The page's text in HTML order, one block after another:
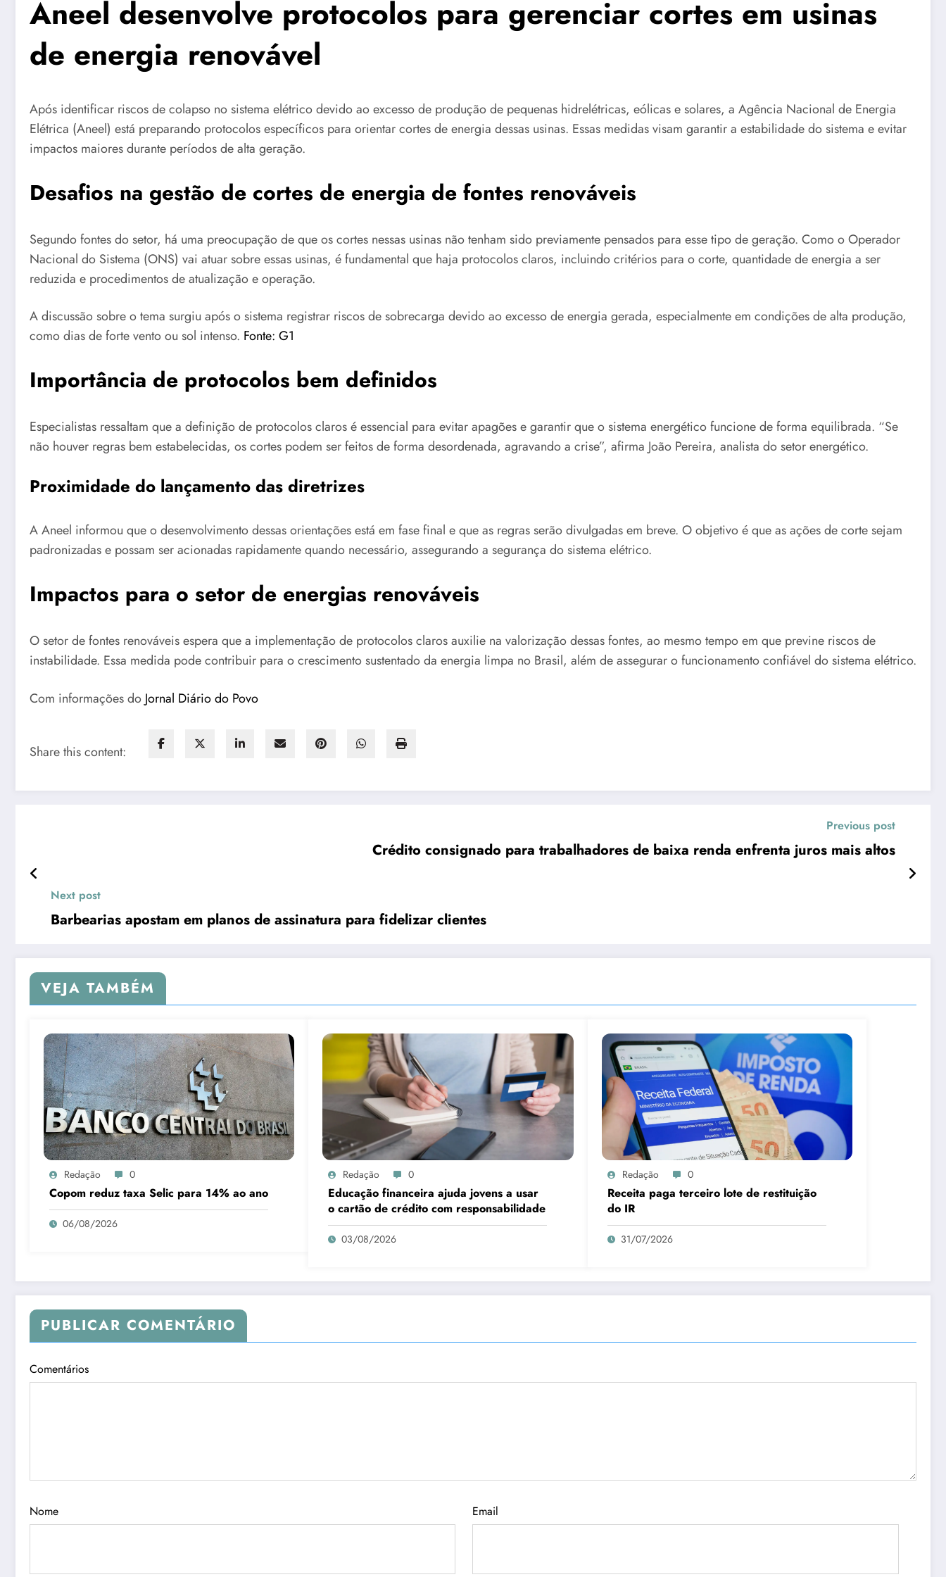
Aneel desenvolve protocolos para gerenciar cortes em usinas
de energia renovável
Após identificar riscos de colapso no sistema elétrico devido ao excesso de produção de pequenas hidrelétricas, eólicas e solares, a Agência Nacional de Energia
Elétrica (Aneel) está preparando protocolos específicos para orientar cortes de energia dessas usinas. Essas medidas visam garantir a estabilidade do sistema e evitar
impactos maiores durante períodos de alta geração.
Desafios na gestão de cortes de energia de fontes renováveis
Segundo fontes do setor, há uma preocupação de que os cortes nessas usinas não tenham sido previamente pensados para esse tipo de geração. Como o Operador
Nacional do Sistema (ONS) vai atuar sobre essas usinas, é fundamental que haja protocolos claros, incluindo critérios para o corte, quantidade de energia a ser
reduzida e procedimentos de atualização e operação.
A discussão sobre o tema surgiu após o sistema registrar riscos de sobrecarga devido ao excesso de energia gerada, especialmente em condições de alta produção,
como dias de forte vento ou sol intenso. Fonte: G1
Importância de protocolos bem definidos
Especialistas ressaltam que a definição de protocolos claros é essencial para evitar apagões e garantir que o sistema energético funcione de forma equilibrada. “Se
não houver regras bem estabelecidas, os cortes podem ser feitos de forma desordenada, agravando a crise”, afirma João Pereira, analista do setor energético.
Proximidade do lançamento das diretrizes
A Aneel informou que o desenvolvimento dessas orientações está em fase final e que as regras serão divulgadas em breve. O objetivo é que as ações de corte sejam
padronizadas e possam ser acionadas rapidamente quando necessário, assegurando a segurança do sistema elétrico.
Impactos para o setor de energias renováveis
O setor de fontes renováveis espera que a implementação de protocolos claros auxilie na valorização dessas fontes, ao mesmo tempo em que previne riscos de
instabilidade. Essa medida pode contribuir para o crescimento sustentado da energia limpa no Brasil, além de assegurar o funcionamento confiável do sistema elétrico.
Com informações do Jornal Diário do Povo
Share this content:
Previous post
Crédito consignado para trabalhadores de baixa renda enfrenta juros mais altos
Next post
Barbearias apostam em planos de assinatura para fidelizar clientes
VEJA TAMBÉM
Redação 0
Copom reduz taxa Selic para 14% ao ano
06/08/2026
Redação 0
Educação financeira ajuda jovens a usar
o cartão de crédito com responsabilidade
03/08/2026
Redação 0
Receita paga terceiro lote de restituição
do IR
31/07/2026
PUBLICAR COMENTÁRIO
Comentários
Nome Email